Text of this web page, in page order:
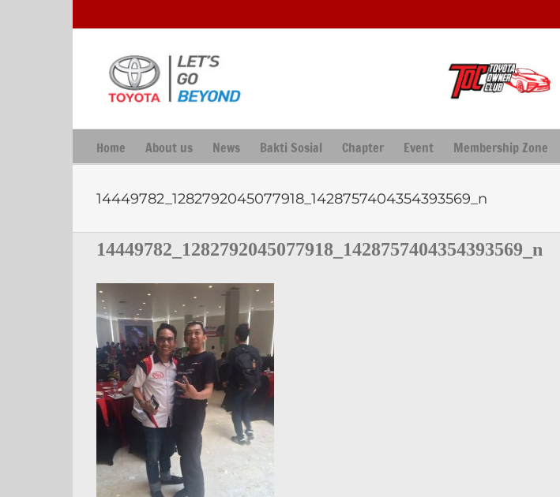
Home About us News Bakti Sosial Chapter Event Membership Zone
14449782_1282792045077918_1428757404354393569_n
14449782_1282792045077918_1428757404354393569_n